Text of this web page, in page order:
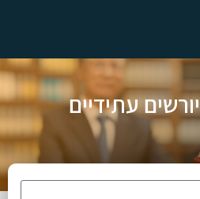
עתידיים